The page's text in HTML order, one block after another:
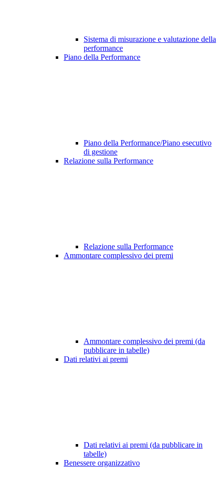
Sistema di misurazione e valutazione della
performance
Piano della Performance
Piano della Performance/Piano esecutivo
di gestione
Relazione sulla Performance
Relazione sulla Performance
Ammontare complessivo dei premi
Ammontare complessivo dei premi (da
pubblicare in tabelle)
Dati relativi ai premi
Dati relativi ai premi (da pubblicare in
tabelle)
Benessere organizzativo